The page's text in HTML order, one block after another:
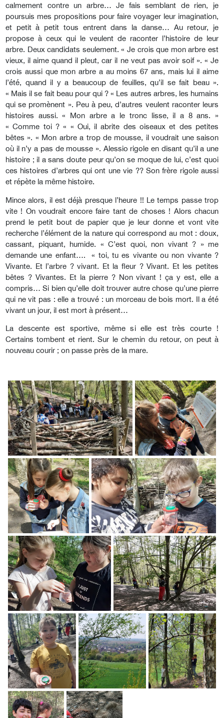
calmement contre un arbre… Je fais semblant de rien, je
poursuis mes propositions pour faire voyager leur imagination,
et petit à petit tous entrent dans la danse… Au retour, je
propose à ceux qui le veulent de raconter l’histoire de leur
arbre. Deux candidats seulement. « Je crois que mon arbre est
vieux, il aime quand il pleut, car il ne veut pas avoir soif ». « Je
crois aussi que mon arbre a au moins 67 ans, mais lui il aime
l’été, quand il y a beaucoup de feuilles, qu’il se fait beau ».
« Mais il se fait beau pour qui ? « Les autres arbres, les humains
qui se promènent ». Peu à peu, d’autres veulent raconter leurs
histoires aussi. « Mon arbre a le tronc lisse, il a 8 ans. »
« Comme toi ? « « Oui, il abrite des oiseaux et des petites
bêtes ». « Mon arbre a trop de mousse, il voudrait une saison
où il n’y a pas de mousse ». Alessio rigole en disant qu’il a une
histoire ; il a sans doute peur qu’on se moque de lui, c’est quoi
ces histoires d’arbres qui ont une vie ?? Son frère rigole aussi
et répète la même histoire.
Mince alors, il est déjà presque l’heure !! Le temps passe trop
vite ! On voudrait encore faire tant de choses ! Alors chacun
prend le petit bout de papier que je leur donne et vont vite
recherche l’élément de la nature qui correspond au mot : doux,
cassant, piquant, humide. « C’est quoi, non vivant ? » me
demande une enfant…. « toi, tu es vivante ou non vivante ?
Vivante. Et l’arbre ? vivant. Et la fleur ? Vivant. Et les petites
bêtes ? Vivantes. Et la pierre ? Non vivant ! ça y est, elle a
compris… Si bien qu’elle doit trouver autre chose qu’une pierre
qui ne vit pas : elle a trouvé : un morceau de bois mort. Il a été
vivant un jour, il est mort à présent…
La descente est sportive, même si elle est très courte !
Certains tombent et rient. Sur le chemin du retour, on peut à
nouveau courir ; on passe près de la mare.